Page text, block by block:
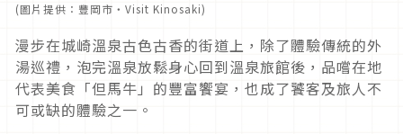
(圖片提供：豐岡市・Visit Kinosaki)
漫步在城崎溫泉古色古香的街道上，除了體驗傳統的外
湯巡禮，泡完溫泉放鬆身心回到溫泉旅館後，品嚐在地
代表美食「但馬牛」的豐富饗宴，也成了饕客及旅人不
可或缺的體驗之一。